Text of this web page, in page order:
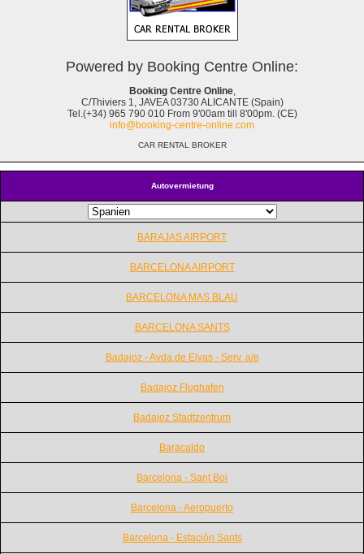
Autovermietung
BARAJAS AIRPORT
BARCELONA AIRPORT
BARCELONA MAS BLAU
BARCELONA SANTS
Badajoz - Avda.de Elvas - Serv. a/e
Badajoz Flughafen
Badajoz Stadtzentrum
Baracaldo
Barcelona - Sant Boi
Barcelona - Aeropuerto
Barcelona - Estación Sants
Powered by Booking Centre Online:
Booking Centre Online,
C/Thiviers 1, JAVEA 03730 ALICANTE (Spain)
Tel.(+34) 965 790 010 From 9'00am till 8'00pm. (CE)
info@booking-centre-online.com
CAR RENTAL BROKER